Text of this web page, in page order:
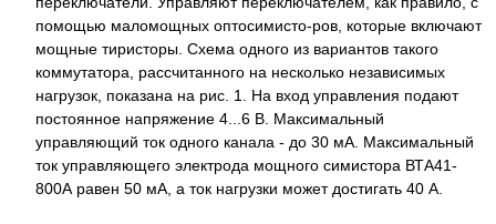
помощью маломощных оптосимисто-ров, которые включают
мощные тиристоры. Схема одного из вариантов такого
коммутатора, рассчитанного на несколько независимых
нагрузок, показана на рис. 1. На вход управления подают
постоянное напряжение 4...6 В. Максимальный
управляющий ток одного канала - до 30 мА. Максимальный
ток управляющего электрода мощного симистора ВТА41-
800А равен 50 мА, а ток нагрузки может достигать 40 А.